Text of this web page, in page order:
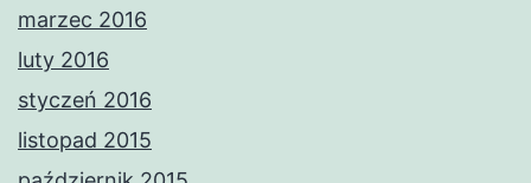
marzec 2016
luty 2016
styczeń 2016
listopad 2015